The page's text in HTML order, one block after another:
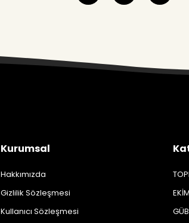
Kurumsal
Hakkımızda
Gizlilik Sözleşmesi
Kullanıcı Sözleşmesi